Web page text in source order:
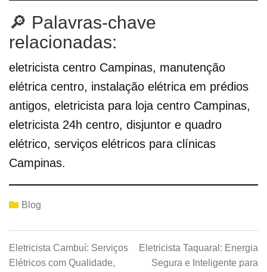
🔎 Palavras-chave
relacionadas:
eletricista centro Campinas, manutenção
elétrica centro, instalação elétrica em prédios
antigos, eletricista para loja centro Campinas,
eletricista 24h centro, disjuntor e quadro
elétrico, serviços elétricos para clínicas
Campinas.
Blog
Eletricista Cambuí: Serviços
Elétricos com Qualidade,
Eletricista Taquaral: Energia
Segura e Inteligente para